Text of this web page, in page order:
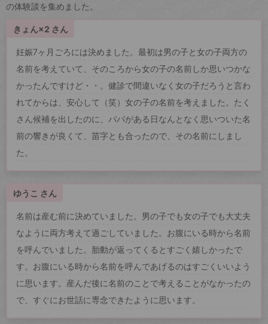
の体験談を集めました。
きょん×2 さん
妊娠7ヶ月ごろには決めました。最初は男の子と女の子両方の
名前を考えていて、そのころから女の子の名前しか思いつかな
かったんですけど・・。健診で間違いなく女の子だろうと言わ
れてからは、安心して（笑）女の子の名前を考えました。たく
さん候補を出したのに、パパがある日なんとなく思いついた名
前の響きが良くて、苗字とも合ったので、その名前にしまし
た。
ゆうこ さん
名前は産む前に決めていました。男の子でも女の子でも大丈夫
なように両方考えて過ごしていました。お腹にいる時から名前
を呼んでいました。胎動が返ってくるとすごく嬉しかったで
す。お腹にいる時から名前を呼んであげるのはすごくいいよう
に思います。産んだ後に名前のことで考えることがなかったの
で、すぐにお世話に専念できたように思います。